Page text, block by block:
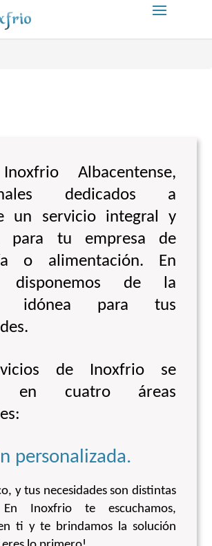
Albacentense,
dedicados a
un servicio integral y
para tu empresa de
o alimentación. En
disponemos de la
idónea para tus
de Inoxfrio se
en cuatro áreas
personalizada.
y tus necesidades son distintas
Inoxfrio te escuchamos,
ti y te brindamos la solución